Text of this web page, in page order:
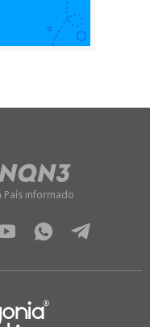
País informado